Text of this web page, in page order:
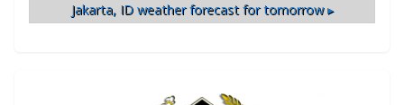
Jakarta, IDweather forecast for tomorrow ▸